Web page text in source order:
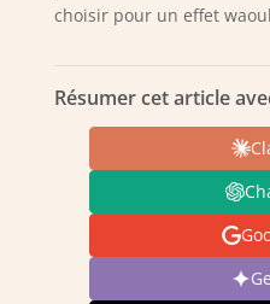
choisir pour un effet
Résumer cet article